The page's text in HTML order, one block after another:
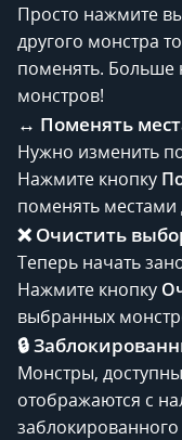
Просто нажмите
другого монстра
поменять. Больше
монстров!
↔️ Поменять
Нужно изменить
Нажмите кнопку
поменять
❌ Очистить
Теперь начать
Нажмите кнопку
выбранных
🔒
Монстры,
отображаются с